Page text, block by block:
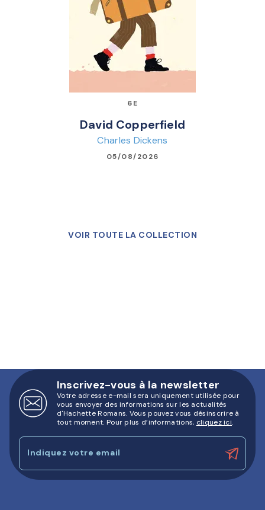
6E
David Copperfield
Charles Dickens
05/08/2026
VOIR TOUTE LA COLLECTION
Inscrivez-vous à la newsletter
Votre adresse e-mail sera uniquement utilisée pour
vous envoyer des informations sur les actualités
d'Hachette Romans. Vous pouvez vous désinscrire à
tout moment. Pour plus d’informations, cliquez ici.
Indiquez votre email